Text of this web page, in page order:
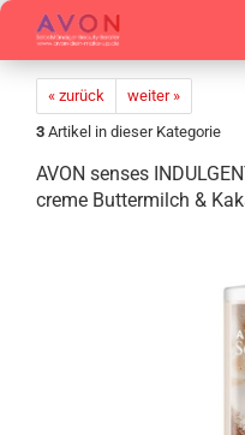
« zurück
weiter »
3 Artikel in dieser Kategorie
AVON sen­ses
creme But­ter­milch &